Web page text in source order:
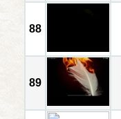
88
89